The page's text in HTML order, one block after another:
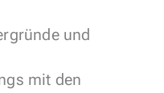
und
mit den